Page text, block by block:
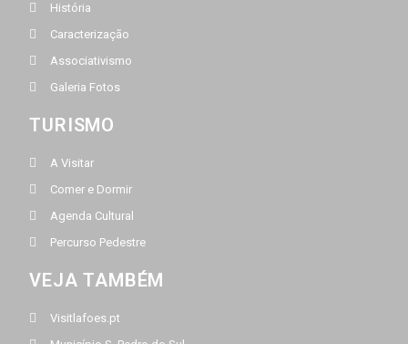
História
Caracterização
Associativismo
Galeria Fotos
TURISMO
A Visitar
Comer e Dormir
Agenda Cultural
Percurso Pedestre
VEJA TAMBÉM
Visitlafoes.pt